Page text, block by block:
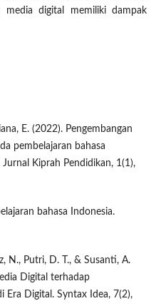
media digital memiliki dampak
E. (2022). Pengembangan
pembelajaran bahasa
Kiprah Pendidikan, 1(1),
bahasa Indonesia.
N., Putri, D. T., & Susanti, A.
Digital terhadap
Era Digital. Syntax Idea, 7(2),